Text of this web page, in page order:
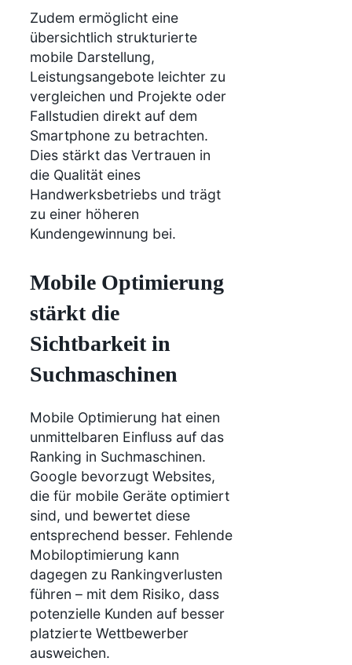
Zudem ermöglicht eine
übersichtlich strukturierte
mobile Darstellung,
Leistungsangebote leichter zu
vergleichen und Projekte oder
Fallstudien direkt auf dem
Smartphone zu betrachten.
Dies stärkt das Vertrauen in
die Qualität eines
Handwerksbetriebs und trägt
zu einer höheren
Kundengewinnung bei.
Mobile Optimierung
stärkt die
Sichtbarkeit in
Suchmaschinen
Mobile Optimierung hat einen
unmittelbaren Einfluss auf das
Ranking in Suchmaschinen.
Google bevorzugt Websites,
die für mobile Geräte optimiert
sind, und bewertet diese
entsprechend besser. Fehlende
Mobiloptimierung kann
dagegen zu Rankingverlusten
führen – mit dem Risiko, dass
potenzielle Kunden auf besser
platzierte Wettbewerber
ausweichen.